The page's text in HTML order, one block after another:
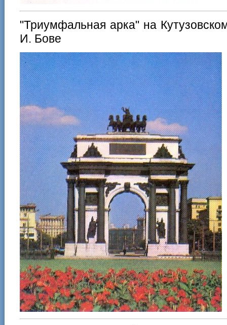
"Триумфальная арка" на
И. Бове